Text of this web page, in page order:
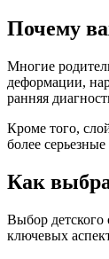
Почему
Многие
деформации,
ранняя
Кроме того,
более
Как
Выбор детского
ключевых